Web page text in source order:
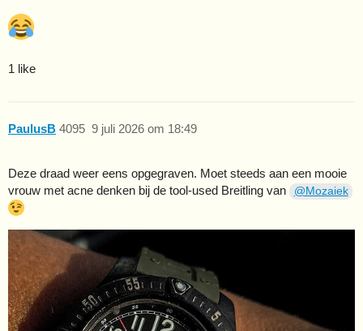
1 like
PaulusB 9 juli 2026 om 18:49
4095
Deze draad weer eens opgegraven. Moet steeds aan een mooie
vrouw met acne denken bij de tool-used Breitling van
@Mozaiek